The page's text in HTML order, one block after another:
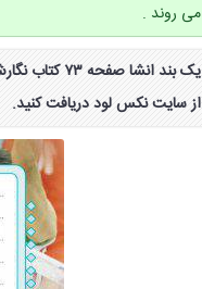
می روند .
یک بند
از سایت نکس لود دریافت کنید.